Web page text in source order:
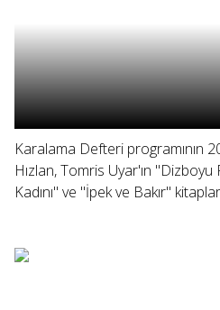
Karalama Defteri programının
Hızlan, Tomris Uyar'ın
Kadını" ve "İpek ve Bakır"